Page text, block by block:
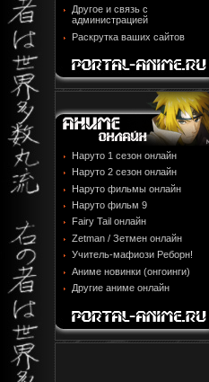
Другое и связь с
администрацией
Раскрутка ваших сайтов
Наруто 1 сезон онлайн
Наруто 2 сезон онлайн
Наруто фильмы онлайн
Наруто фильм 9
Fairy Tail онлайн
Zetman / Зетмен онлайн
Учитель-мафиози Реборн!
Аниме новинки (онгоинги)
Другие аниме онлайн